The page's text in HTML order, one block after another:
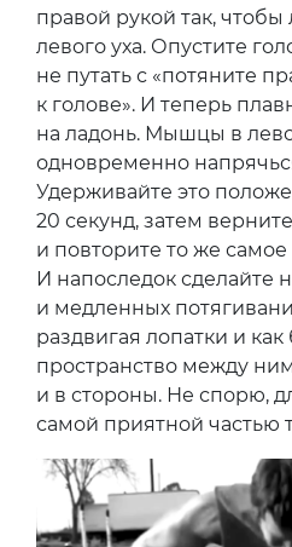
правой рукой так, чтобы
левого уха. Опустите
не путать с «потяните
к голове». И теперь
на ладонь. Мышцы в
одновременно
Удерживайте это
20 секунд, затем
и повторите то же
И напоследок сделайте
и медленных
раздвигая лопатки и
пространство между
и в стороны. Не спорю,
самой приятной частью